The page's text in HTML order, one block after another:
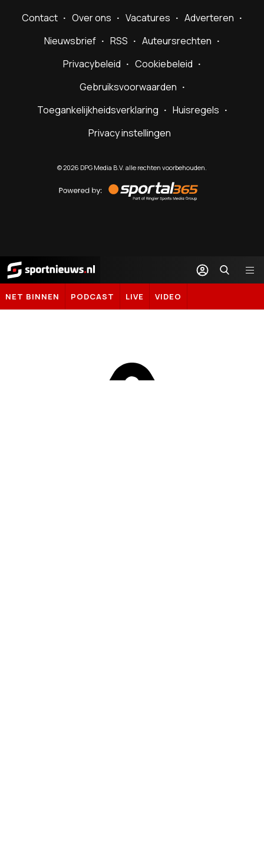
Contact Over ons Vacatures
Adverteren
Nieuwsbrief
RSS
Auteursrechten
Privacybeleid
Cookiebeleid
Gebruiksvoorwaarden
Toegankelijkheidsverklaring
Huisregels
Privacy instellingen
©2026 DPG Media B.V. alle rechten voorbehouden.
by
Sportal365
Sportnieuws.nl
NET BINNEN PODCAST LIVE VIDEO